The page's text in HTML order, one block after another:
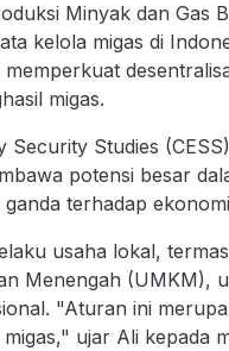
Minyak dan Gas
kelola migas di
migas.
Studies
potensi besar
terhadap
usaha lokal,
Menengah (UMKM),
"Aturan ini
ujar Ali kepada